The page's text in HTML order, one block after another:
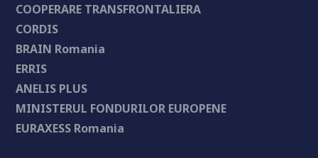
COOPERARE TRANSFRONTALIERA
CORDIS
BRAIN Romania
ERRIS
ANELIS PLUS
MINISTERUL FONDURILOR EUROPENE
EURAXESS Romania